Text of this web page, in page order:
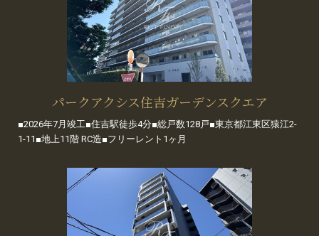
パークアクシス住吉ガーデンスクエア
■2026年7月竣工■住吉駅徒歩4分■総戸数128戸■東京都江東区猿江2-
1-11■地上11階 RC造■フリーレント1ヶ月